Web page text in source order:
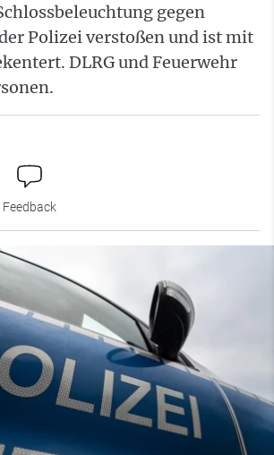
gegen
Polizei verstoßen und ist mit
DLRG und Feuerwehr
Feedback